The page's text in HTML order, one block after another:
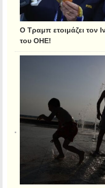
Ο Τραμπ ετοιμάζει τον
του ΟΗΕ!